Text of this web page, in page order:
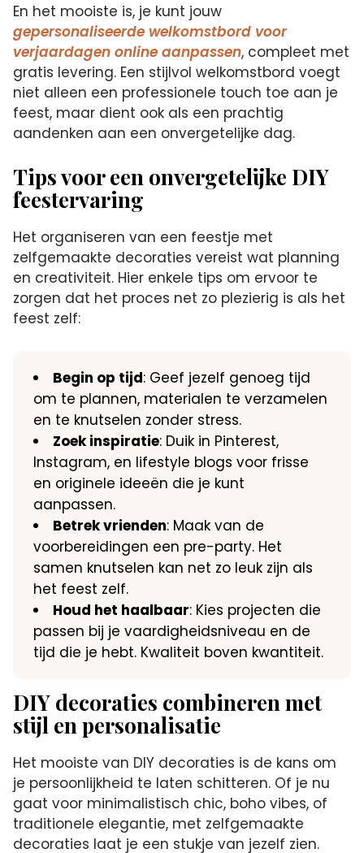
En het mooiste is, je kunt jouw
gepersonaliseerde welkomstbord voor
verjaardagen online aanpassen, compleet met
gratis levering. Een stijlvol welkomstbord voegt
niet alleen een professionele touch toe aan je
feest, maar dient ook als een prachtig
aandenken aan een onvergetelijke dag.
Tips voor een onvergetelijke DIY
feestervaring
Het organiseren van een feestje met
zelfgemaakte decoraties vereist wat planning
en creativiteit. Hier enkele tips om ervoor te
zorgen dat het proces net zo plezierig is als het
feest zelf:
Begin op tijd: Geef jezelf genoeg tijd
om te plannen, materialen te verzamelen
en te knutselen zonder stress.
Zoek inspiratie: Duik in Pinterest,
Instagram, en lifestyle blogs voor frisse
en originele ideeën die je kunt
aanpassen.
Betrek vrienden: Maak van de
voorbereidingen een pre-party. Het
samen knutselen kan net zo leuk zijn als
het feest zelf.
Houd het haalbaar: Kies projecten die
passen bij je vaardigheidsniveau en de
tijd die je hebt. Kwaliteit boven kwantiteit.
DIY decoraties combineren met
stijl en personalisatie
Het mooiste van DIY decoraties is de kans om
je persoonlijkheid te laten schitteren. Of je nu
gaat voor minimalistisch chic, boho vibes, of
traditionele elegantie, met zelfgemaakte
decoraties laat je een stukje van jezelf zien.